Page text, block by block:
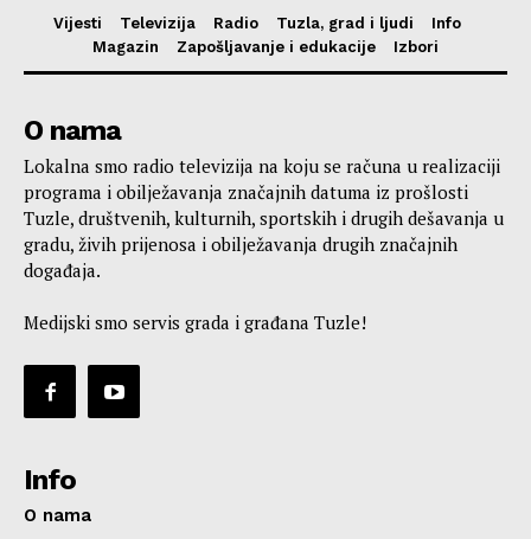
Vijesti Televizija Radio Tuzla, grad i ljudi
Info
Magazin
Zapošljavanje i edukacije Izbori
O nama
Lokalna smo radio televizija na koju se računa u realizaciji
programa i obilježavanja značajnih datuma iz prošlosti
Tuzle, društvenih, kulturnih, sportskih i drugih dešavanja u
gradu, živih prijenosa i obilježavanja drugih značajnih
događaja.
Medijski smo servis grada i građana Tuzle!
Info
O nama